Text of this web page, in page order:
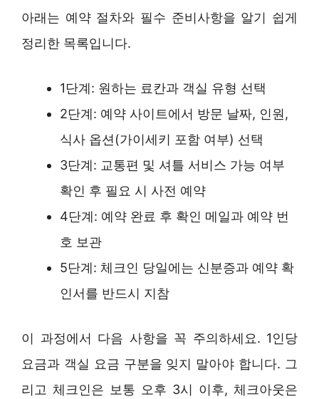
아래는 예약 절차와 필수 준비사항을 알기 쉽게
정리한 목록입니다.
1단계: 원하는 료칸과 객실 유형 선택
2단계: 예약 사이트에서 방문 날짜, 인원,
식사 옵션(가이세키 포함 여부) 선택
3단계: 교통편 및 셔틀 서비스 가능 여부
확인 후 필요 시 사전 예약
4단계: 예약 완료 후 확인 메일과 예약 번
호 보관
5단계: 체크인 당일에는 신분증과 예약 확
인서를 반드시 지참
이 과정에서 다음 사항을 꼭 주의하세요. 1인당
요금과 객실 요금 구분을 잊지 말아야 합니다. 그
리고 체크인은 보통 오후 3시 이후, 체크아웃은